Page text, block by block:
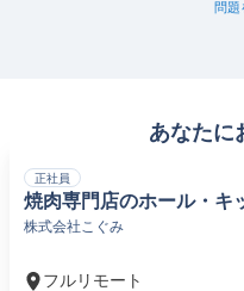
問題
あなたに
正社員
焼肉専門店のホール・キ
株式会社こぐみ
フルリモート